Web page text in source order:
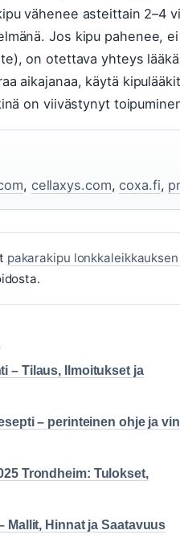
vähenee asteittain 2–4
Jos kipu pahenee,
on otettava yhteys
aikajanaa, käytä
on viivästynyt
, cellaxys.com,coxa.fi,
pakarakipu
– Tilaus, Ilmoitukset ja
– perinteinen ohje ja
Trondheim: Tulokset,
Mallit, Hinnat ja Saatavuus